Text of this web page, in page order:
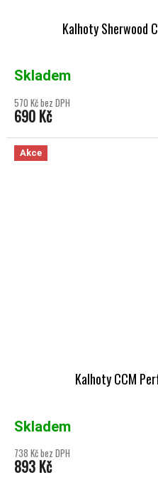
Kalhoty Sherwood
Skladem
570 Kč bez DPH
690 Kč
Akce
Kalhoty CCM
Skladem
738 Kč bez DPH
893 Kč